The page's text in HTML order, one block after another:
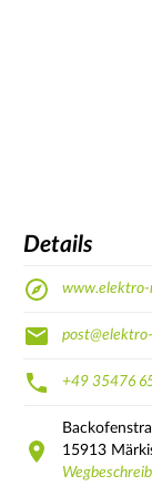
Details
www.elektro-
+49 35476
15913